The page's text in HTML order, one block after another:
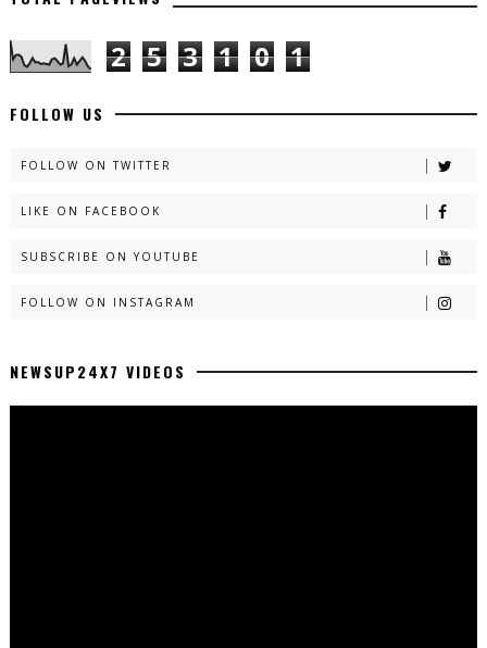
2 5 3 1 0 1
FOLLOW US
FOLLOW ON TWITTER
LIKE ON FACEBOOK
SUBSCRIBE ON YOUTUBE
FOLLOW ON INSTAGRAM
NEWSUP24X7 VIDEOS